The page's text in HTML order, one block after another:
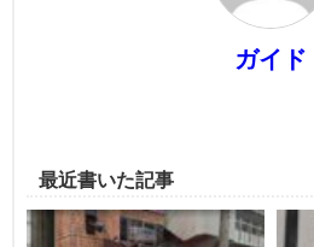
ガイド
最近書いた記事